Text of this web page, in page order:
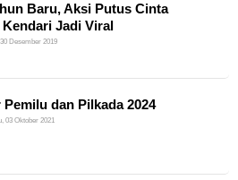
Baru, Aksi Putus Cinta
Kendari Jadi Viral
Desember 2019
dan Pilkada 2024
03 Oktober 2021